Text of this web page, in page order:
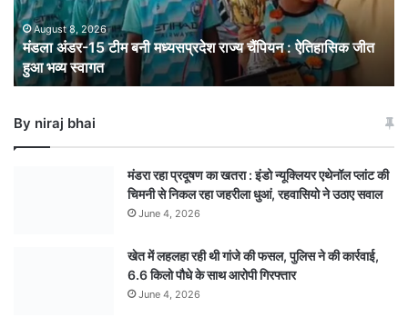
चैंपियन
: ऐतिहासिक
जीत
हुआ
भव्य
August 8, 2026
मंडला अंडर-15 टीम बनी मध्यसप्रदेश राज्य चैंपियन : ऐतिहासिक जीत
हुआ भव्य स्वागत
By niraj bhai
मंडरा रहा प्रदूषण का खतरा : इंडो न्यूक्लियर एथेनॉल प्लांट की
चिमनी से निकल रहा जहरीला धुआं, रहवासियो ने उठाए सवाल
June 4, 2026
खेत में लहलहा रही थी गांजे की फसल, पुलिस ने की कार्रवाई,
6.6 किलो पौधे के साथ आरोपी गिरफ्तार
June 4, 2026